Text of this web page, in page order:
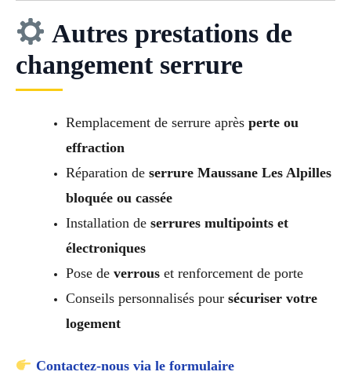
Autres prestations de
changement serrure
Remplacement de serrure après perte ou
effraction
Réparation de serrure Maussane Les Alpilles
bloquée ou cassée
Installation de serrures multipoints et
électroniques
Pose de verrouset renforcement de porte
Conseils personnalisés pour sécuriser votre
logement
Contactez-nous via le formulaire